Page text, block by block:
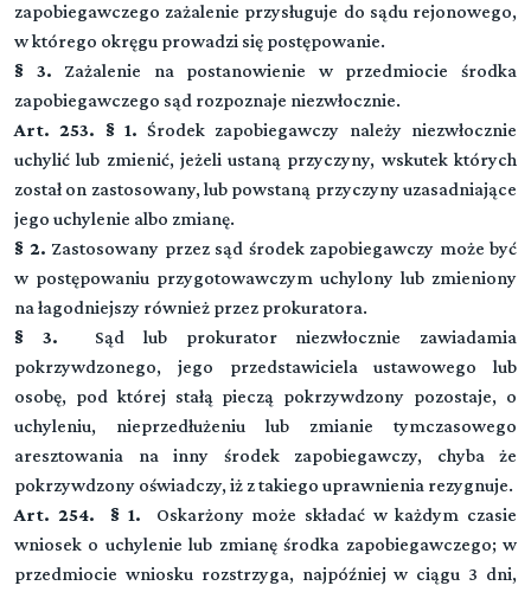
zapobiegawczego zażalenie przysługuje do sądu rejonowego,
w którego okręgu prowadzi się postępowanie.
§ 3. Zażalenie na postanowienie w przedmiocie środka
zapobiegawczego sąd rozpoznaje niezwłocznie.
Art. 253. § 1. Środek zapobiegawczy należy niezwłocznie
uchylić lub zmienić, jeżeli ustaną przyczyny, wskutek których
został on zastosowany, lub powstaną przyczyny uzasadniające
jego uchylenie albo zmianę.
§ 2. Zastosowany przez sąd środek zapobiegawczy może być
w postępowaniu przygotowawczym uchylony lub zmieniony
na łagodniejszy również przez prokuratora.
§ 3. Sąd lub prokurator niezwłocznie zawiadamia
pokrzywdzonego, jego przedstawiciela ustawowego lub
osobę, pod której stałą pieczą pokrzywdzony pozostaje, o
uchyleniu, nieprzedłużeniu lub zmianie tymczasowego
aresztowania na inny środek zapobiegawczy, chyba że
pokrzywdzony oświadczy, iż z takiego uprawnienia rezygnuje.
Art. 254. § 1. Oskarżony może składać w każdym czasie
wniosek o uchylenie lub zmianę środka zapobiegawczego; w
przedmiocie wniosku rozstrzyga, najpóźniej w ciągu 3 dni,